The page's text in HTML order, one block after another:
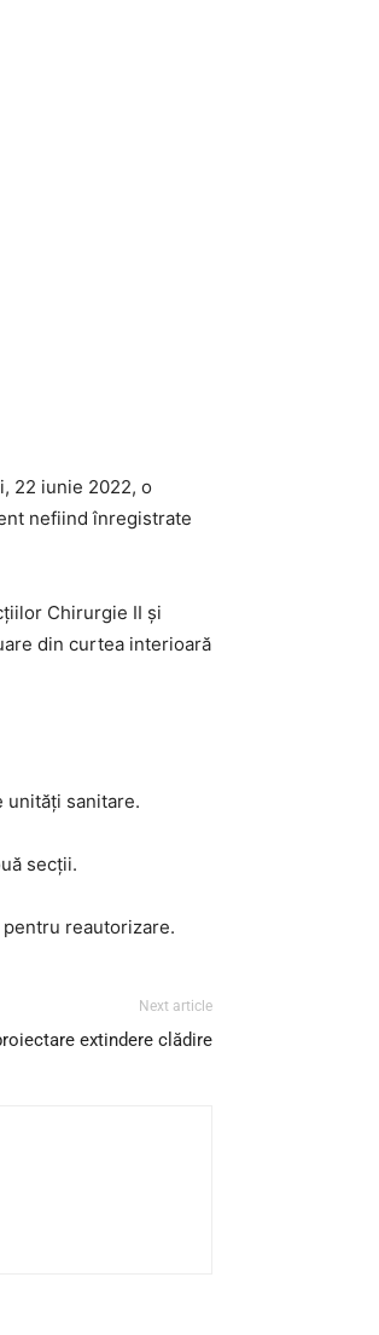
22 iunie 2022, o
nefiind înregistrate
Chirurgie II și
din curtea interioară
unități sanitare.
secții.
reautorizare.
Next article
extindere clădire